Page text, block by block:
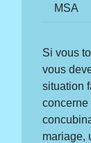
MSA
Si vous
vous
situation
concerne
mariage,